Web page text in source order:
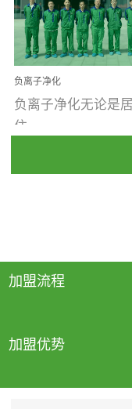
温暖潮湿、营养物
通风缓慢的空间最
大量霉菌的...
负离子净化
负离子净化无论是居
住...
动，人类长时间停
内空间都有整体消
要。因为空间内人
的、空气...
加盟流程
加盟优势